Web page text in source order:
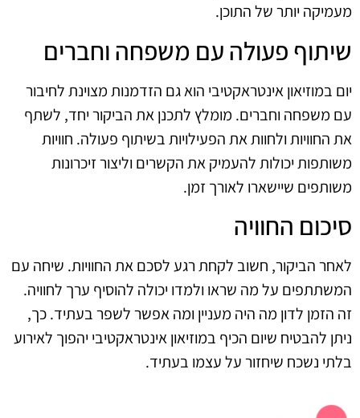
מעמיקה יותר של התוכן.
שיתוף פעולה עם משפחה וחברים
יום במוזיאון אינטראקטיבי הוא גם הזדמנות מצוינת לחיבור
עם משפחה וחברים. מומלץ לתכנן את הביקור יחד, לשתף
את החוויות ולחוות את הפעילויות בשיתוף פעולה. חוויות
משותפות יכולות להעמיק את הקשרים וליצור זיכרונות
משותפים שיישארו לאורך זמן.
סיכום החוויה
לאחר הביקור, חשוב לקחת רגע לסכם את החוויות. שיחה עם
המשתתפים על מה שראו ולמדו יכולה להוסיף ערך לחוויה.
זה הזמן לדון מה היה מעניין ומה אפשר לשפר בעתיד. כך,
ניתן להבטיח שיום הכיף במוזיאון אינטראקטיבי יהפוך לאירוע
בלתי נשכח שיחזור על עצמו בעתיד.